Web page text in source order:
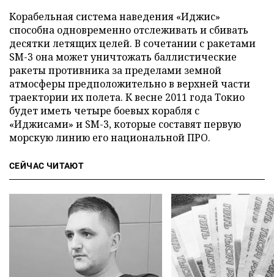
Корабельная система наведения «Иджис»
способна одновременно отслеживать и сбивать
десятки летящих целей. В сочетании с ракетами
SM-3 она может уничтожать баллистические
ракеты противника за пределами земной
атмосферы предположительно в верхней части
траектории их полета. К весне 2011 года Токио
будет иметь четыре боевых корабля с
«Иджисами» и SM-3, которые составят первую
морскую линию его национальной ПРО.
СЕЙЧАС ЧИТАЮТ